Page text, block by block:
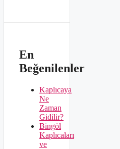
En
Beğenilenler
Kaplıcaya
Ne
Zaman
Gidilir?
Bingöl
Kaplıcaları
ve